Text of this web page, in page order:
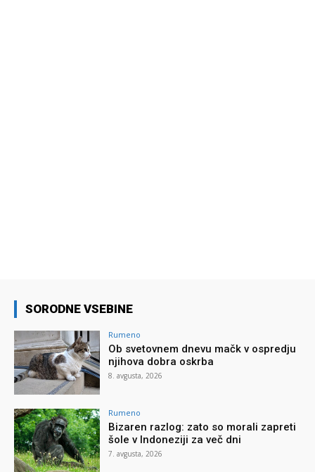
SORODNE VSEBINE
Rumeno
Ob svetovnem dnevu mačk v ospredju
njihova dobra oskrba
8. avgusta, 2026
Rumeno
Bizaren razlog: zato so morali zapreti
šole v Indoneziji za več dni
7. avgusta, 2026